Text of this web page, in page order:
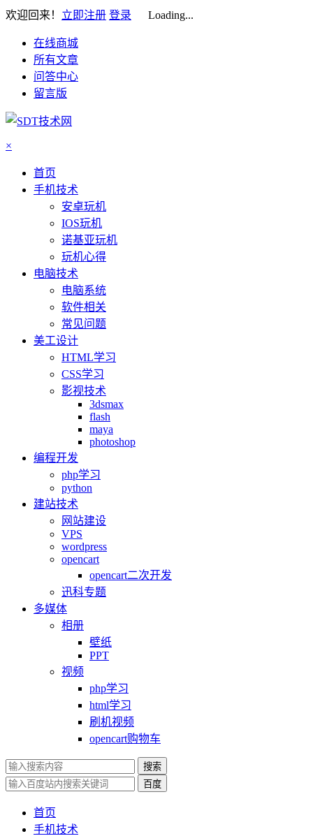
欢迎回来！ 立即注册 登录 Loading...
在线商城
所有文章
问答中心
留言版
×
首页
手机技术
安卓玩机
IOS玩机
诺基亚玩机
玩机心得
电脑技术
电脑系统
软件相关
常见问题
美工设计
HTML学习
CSS学习
影视技术
3dsmax
flash
maya
photoshop
编程开发
php学习
python
建站技术
网站建设
VPS
wordpress
opencart
opencart二次开发
迅科专题
多媒体
相册
壁纸
PPT
视频
php学习
html学习
刷机视频
opencart购物车
搜索
百度
首页
手机技术